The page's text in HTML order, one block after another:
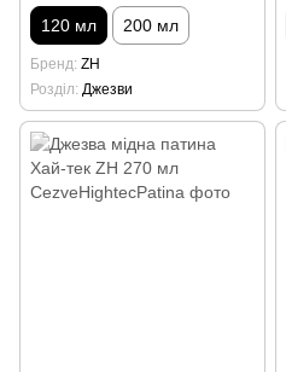
120 мл 200 мл
Бренд ZH
Розділ Джезви